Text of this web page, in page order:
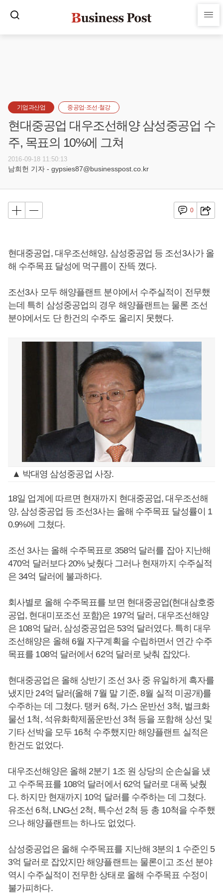
기업과산업 중공업·조선·철강
현대중공업 대우조선해양 삼성중공업 수
주, 목표의 10%에 그쳐
2016-09-18 11:50:13
남희헌 기자 - gypsies87@businesspost.co.kr
0
현대중공업, 대우조선해양, 삼성중공업 등 조선3사가 올
해 수주목표 달성에 먹구름이 잔뜩 꼈다.
조선3사 모두 해양플랜트 분야에서 수주실적이 전무했
는데 특히 삼성중공업의 경우 해양플랜트는 물론 조선
분야에서도 단 한건의 수주도 올리지 못했다.
▲ 박대영 삼성중공업 사장.
18일 업계에 따르면 현재까지 현대중공업, 대우조선해
양, 삼성중공업 등 조선3사는 올해 수주목표 달성률이 1
0.9%에 그쳤다.
조선 3사는 올해 수주목표로 358억 달러를 잡아 지난해
470억 달러보다 20% 낮췄다 그러나 현재까지 수주실적
은 34억 달러에 불과하다.
회사별로 올해 수주목표를 보면 현대중공업(현대삼호중
공업, 현대미포조선 포함)은 197억 달러, 대우조선해양
은 108억 달러, 삼성중공업은 53억 달러였다. 특히 대우
조선해양은 올해 6월 자구계획을 수립하면서 연간 수주
목표를 108억 달러에서 62억 달러로 낮춰 잡았다.
현대중공업은 올해 상반기 조선 3사 중 유일하게 흑자를
냈지만 24억 달러(올해 7월 말 기준, 8월 실적 미공개)를
수주하는 데 그쳤다. 탱커 6척, 가스 운반선 3척, 벌크화
물선 1척, 석유화학제품운반선 3척 등을 포함해 상선 및
기타 선박을 모두 16척 수주했지만 해양플랜트 실적은
한건도 없었다.
대우조선해양은 올해 2분기 1조 원 상당의 순손실을 냈
고 수주목표를 108억 달러에서 62억 달러로 대폭 낮췄
다. 하지만 현재까지 10억 달러를 수주하는 데 그쳤다.
유조선 6척, LNG선 2척, 특수선 2척 등 총 10척을 수주했
으나 해양플랜트는 하나도 없었다.
삼성중공업은 올해 수주목표를 지난해 3분의 1 수준인 5
3억 달러로 잡았지만 해양플랜트는 물론이고 조선 분야
역시 수주실적이 전무한 상태로 올해 수주목표 수정이
불가피하다.